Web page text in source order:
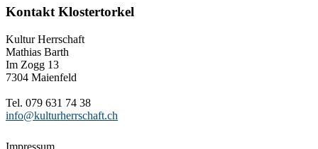
Kontakt Klostertorkel
Kultur Herrschaft
Mathias Barth
Im Zogg 13
7304 Maienfeld
Tel. 079 631 74 38
info@kulturherrschaft.ch